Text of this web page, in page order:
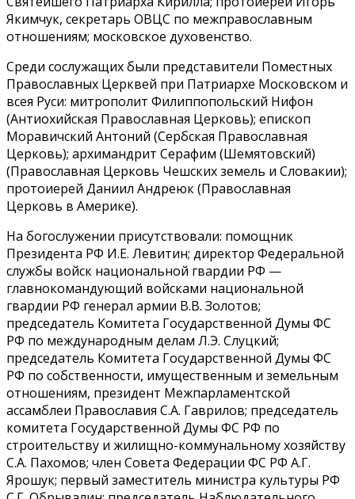
Якимчук, секретарь ОВЦС по межправославным
отношениям; московское духовенство.
Среди сослужащих были представители Поместных
Православных Церквей при Патриархе Московском и
всея Руси: митрополит Филиппопольский Нифон
(Антиохийская Православная Церковь); епископ
Моравичский Антоний (Сербская Православная
Церковь); архимандрит Серафим (Шемятовский)
(Православная Церковь Чешских земель и Словакии);
протоиерей Даниил Андреюк (Православная
Церковь в Америке).
На богослужении присутствовали: помощник
Президента РФ И.Е. Левитин; директор Федеральной
службы войск национальной гвардии РФ —
главнокомандующий войсками национальной
гвардии РФ генерал армии В.В. Золотов;
председатель Комитета Государственной Думы ФС
РФ по международным делам Л.Э. Слуцкий;
председатель Комитета Государственной Думы ФС
РФ по собственности, имущественным и земельным
отношениям, президент Межпарламентской
ассамблеи Православия С.А. Гаврилов; председатель
комитета Государственной Думы ФС РФ по
строительству и жилищно-коммунальному хозяйству
С.А. Пахомов; член Совета Федерации ФС РФ А.Г.
Ярошук; первый заместитель министра культуры РФ